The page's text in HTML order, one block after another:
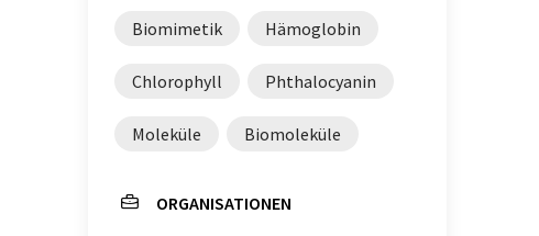
Biomimetik Hämoglobin
Chlorophyll Phthalocyanin
Moleküle Biomoleküle
ORGANISATIONEN